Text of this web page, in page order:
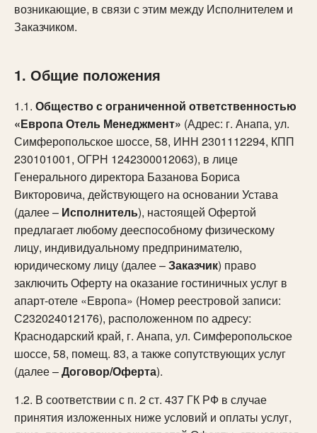
возникающие, в связи с этим между Исполнителем и
Заказчиком.
1. Общие положения
1.1. Общество с ограниченной ответственностью
«Европа Отель Менеджмент» (Адрес: г. Анапа, ул.
Симферопольское шоссе, 58, ИНН 2301112294, КПП
230101001, ОГРН 1242300012063), в лице
Генерального директора Базанова Бориса
Викторовича, действующего на основании Устава
(далее – Исполнитель), настоящей Офертой
предлагает любому дееспособному физическому
лицу, индивидуальному предпринимателю,
юридическому лицу (далее –Заказчик) право
заключить Оферту на оказание гостиничных услуг в
апарт-отеле «Европа» (Номер реестровой записи:
С232024012176), расположенном по адресу:
Краснодарский край, г. Анапа, ул. Симферопольское
шоссе, 58, помещ. 83, а также сопутствующих услуг
(далее –Договор/Оферта).
1.2. В соответствии с п. 2 ст. 437 ГК РФ в случае
принятия изложенных ниже условий и оплаты услуг,